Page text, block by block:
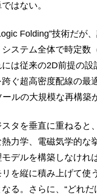
はない。
Folding”技術だが
ステム全体で時定数
には従来の2D前提の
跨ぐ超高密度配線の
ルの大規模な再構築
タを垂直に重ねると
熱力学、電磁気学的な
デルを構築しなけれ
リを縦に積み上げて使
る。さらに、“どれ